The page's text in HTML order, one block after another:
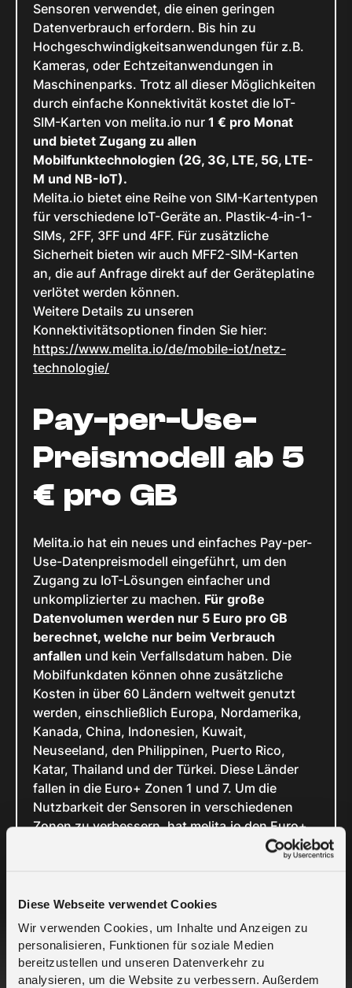
Diese Webseite verwendet Cookies
Wir verwenden Cookies, um Inhalte und Anzeigen zu
personalisieren, Funktionen für soziale Medien
bereitzustellen und unseren Datenverkehr zu
analysieren, um die Website zu verbessern. Außerdem
Sensoren verwendet, die einen geringen
Datenverbrauch erfordern. Bis hin zu
Hochgeschwindigkeitsanwendungen für z.B.
Kameras, oder Echtzeitanwendungen in
Maschinenparks. Trotz all dieser Möglichkeiten
durch einfache Konnektivität kostet die IoT-
SIM-Karten von melita.io nur 1 € pro Monat
und bietet Zugang zu allen
Mobilfunktechnologien (2G, 3G, LTE, 5G, LTE-
M und NB-IoT).
Melita.io bietet eine Reihe von SIM-Kartentypen
für verschiedene IoT-Geräte an. Plastik-4-in-1-
SIMs, 2FF, 3FF und 4FF. Für zusätzliche
Sicherheit bieten wir auch MFF2-SIM-Karten
an, die auf Anfrage direkt auf der Geräteplatine
verlötet werden können.
Weitere Details zu unseren
Konnektivitätsoptionen finden Sie hier:
https://www.melita.io/de/mobile-iot/netz-
technologie/
Pay-per-Use-
Preismodell ab 5
€ pro GB
Melita.io hat ein neues und einfaches Pay-per-
Use-Datenpreismodell eingeführt, um den
Zugang zu IoT-Lösungen einfacher und
unkomplizierter zu machen. Für große
Datenvolumen werden nur 5 Euro pro GB
berechnet, welche nur beim Verbrauch
anfallen und kein Verfallsdatum haben. Die
Mobilfunkdaten können ohne zusätzliche
Kosten in über 60 Ländern weltweit genutzt
werden, einschließlich Europa, Nordamerika,
Kanada, China, Indonesien, Kuwait,
Neuseeland, den Philippinen, Puerto Rico,
Katar, Thailand und der Türkei. Diese Länder
fallen in die Euro+ Zonen 1 und 7. Um die
Nutzbarkeit der Sensoren in verschiedenen
Zonen zu verbessern, hat melita.io den Euro+
Roaming-Zugang erweitert, um auch die Zonen
Technologie können Unternehmen ihre
Effizienz und Produktivität verbessern, die
Kundenerfahrung und Sicherheit erhöhen. Dies
führt wiederum zu einer Umsatzsteigerung und
einer höheren Nachhaltigkeit. Durch die